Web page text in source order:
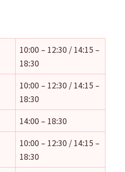
10:00 – 12:30 / 14:15 –
18:30
10:00 – 12:30 / 14:15 –
18:30
14:00 – 18:30
10:00 – 12:30 / 14:15 –
18:30